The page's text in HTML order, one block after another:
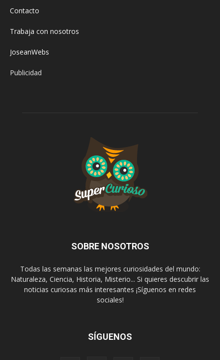
Contacto
Trabaja con nosotros
JoseanWebs
Publicidad
SOBRE NOSOTROS
Todas las semanas las mejores curiosidades del mundo:
Naturaleza, Ciencia, Historia, Misterio... Si quieres descubrir las
noticias curiosas más interesantes ¡Síguenos en redes
sociales!
SÍGUENOS